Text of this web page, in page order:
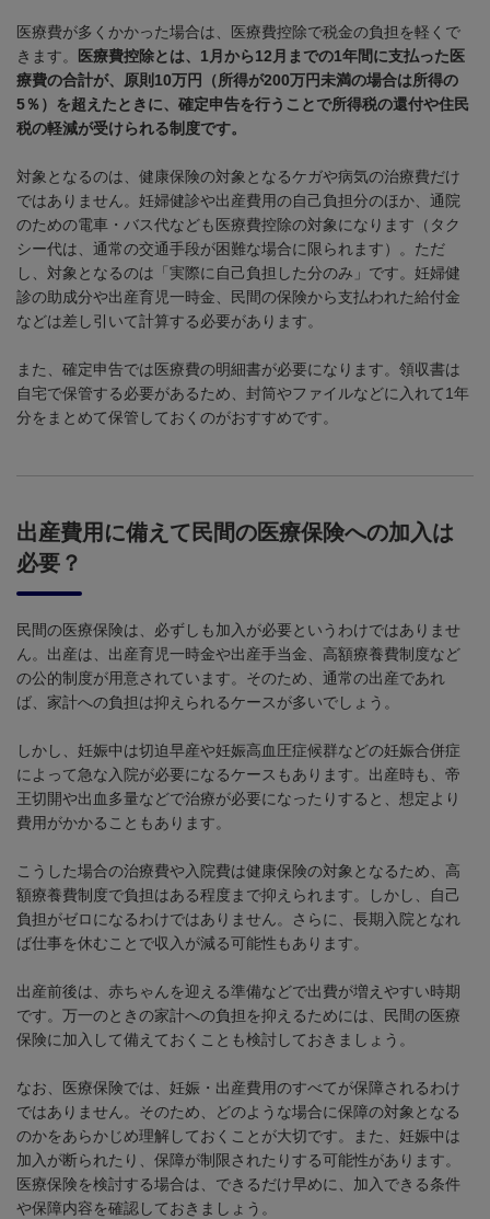
医療費が多くかかった場合は、医療費控除で税金の負担を軽くで
きます。
医療費控除とは、1月から12月までの1年間に支払った医
療費の合計が、原則10万円（所得が200万円未満の場合は所得の
5％）を超えたときに、確定申告を行うことで所得税の還付や住民
税の軽減が受けられる制度です。
対象となるのは、健康保険の対象となるケガや病気の治療費だけ
ではありません。妊婦健診や出産費用の自己負担分のほか、通院
のための電車・バス代なども医療費控除の対象になります（タク
シー代は、通常の交通手段が困難な場合に限られます）。ただ
し、対象となるのは「実際に自己負担した分のみ」です。妊婦健
診の助成分や出産育児一時金、民間の保険から支払われた給付金
などは差し引いて計算する必要があります。
また、確定申告では医療費の明細書が必要になります。領収書は
自宅で保管する必要があるため、封筒やファイルなどに入れて1年
分をまとめて保管しておくのがおすすめです。
出産費用に備えて民間の医療保険への加入は
必要？
民間の医療保険は、必ずしも加入が必要というわけではありませ
ん。出産は、出産育児一時金や出産手当金、高額療養費制度など
の公的制度が用意されています。そのため、通常の出産であれ
ば、家計への負担は抑えられるケースが多いでしょう。
しかし、妊娠中は切迫早産や妊娠高血圧症候群などの妊娠合併症
によって急な入院が必要になるケースもあります。出産時も、帝
王切開や出血多量などで治療が必要になったりすると、想定より
費用がかかることもあります。
こうした場合の治療費や入院費は健康保険の対象となるため、高
額療養費制度で負担はある程度まで抑えられます。しかし、自己
負担がゼロになるわけではありません。さらに、長期入院となれ
ば仕事を休むことで収入が減る可能性もあります。
出産前後は、赤ちゃんを迎える準備などで出費が増えやすい時期
です。万一のときの家計への負担を抑えるためには、民間の医療
保険に加入して備えておくことも検討しておきましょう。
なお、医療保険では、妊娠・出産費用のすべてが保障されるわけ
ではありません。そのため、どのような場合に保障の対象となる
のかをあらかじめ理解しておくことが大切です。また、妊娠中は
加入が断られたり、保障が制限されたりする可能性があります。
医療保険を検討する場合は、できるだけ早めに、加入できる条件
や保障内容を確認しておきましょう。